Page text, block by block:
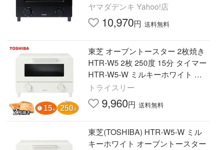
ヤマダデンキ Yahoo!店
10,970円 送料無料
東芝 オーブントースター 2枚焼き
HTR-W5 2枚 250度 15分 タイマー
HTR-W5-W ミルキーホワイト オ
ーブン トースター トースト HTR
W5 HTRW5W TOSHIBA
トライスリー
9,960円 送料無料
東芝(TOSHIBA) HTR-W5-W ミル
キーホワイト オーブントースター